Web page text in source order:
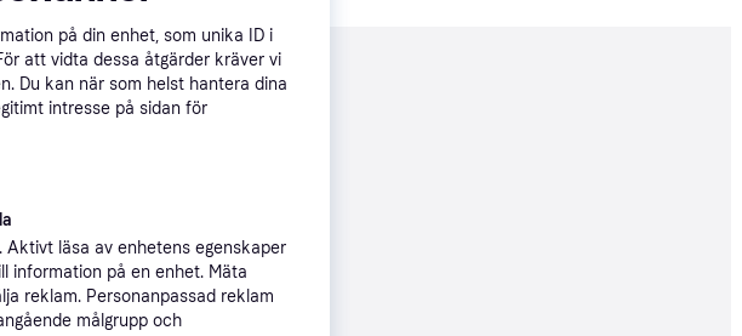
Rekommenderad
Köpgaranti
Fri frakt, Imorgon 7 007 kr
Eller 1 237 kr/mån
på din enhet, som unika ID i
att vidta dessa åtgärder kräver vi
Du kan när som helst hantera dina
intresse på sidan för
läsa av enhetens egenskaper
information på en enhet. Mäta
reklam. Personanpassad reklam
målgrupp och